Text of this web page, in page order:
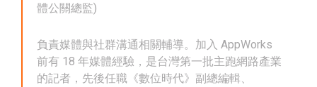
體公關總監)
負責媒體與社群溝通相關輔導。加入 AppWorks
前有 18 年媒體經驗，是台灣第一批主跑網路產業
的記者，先後任職《數位時代》副總編輯、